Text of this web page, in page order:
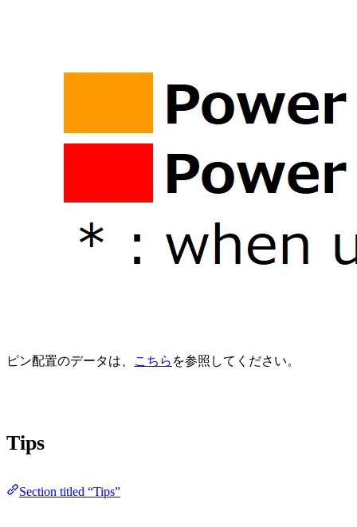
ピン配置のデータは、 こちら を参照してください。
Tips
Section titled “Tips”